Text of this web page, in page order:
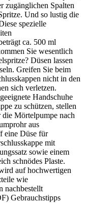
zugänglichen Spalten
Und so lustig die
spezielle
ca. 500 ml
Sie wesentlich
Düsen lassen
Greifen Sie beim
nicht in den
sich verletzen.
Handschuhe
zu schützen, stellen
Mörtelpumpe nach
aus
eine Düse für
mit
sowie einem
schnödes Plaste.
auf hochwertigen
wie
nachbestellt
Gebrauchstipps